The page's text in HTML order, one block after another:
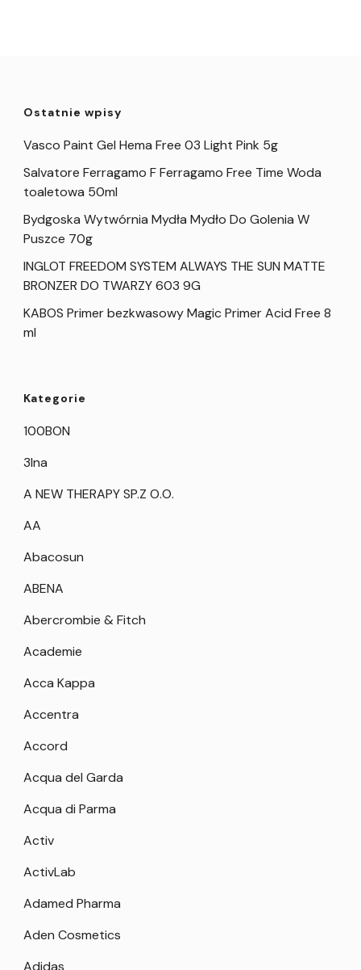
Ostatnie wpisy
Vasco Paint Gel Hema Free 03 Light Pink 5g
Salvatore Ferragamo F Ferragamo Free Time Woda
toaletowa 50ml
Bydgoska Wytwórnia Mydła Mydło Do Golenia W
Puszce 70g
INGLOT FREEDOM SYSTEM ALWAYS THE SUN MATTE
BRONZER DO TWARZY 603 9G
KABOS Primer bezkwasowy Magic Primer Acid Free 8
ml
Kategorie
100BON
3Ina
A NEW THERAPY SP.Z O.O.
AA
Abacosun
ABENA
Abercrombie & Fitch
Academie
Acca Kappa
Accentra
Accord
Acqua del Garda
Acqua di Parma
Activ
ActivLab
Adamed Pharma
Aden Cosmetics
Adidas